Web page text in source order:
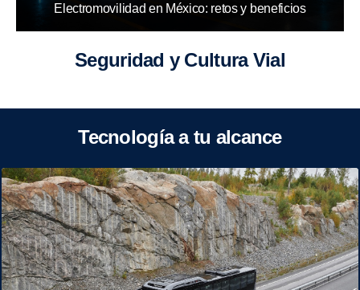
Electromovilidad en México: retos y beneficios
Seguridad y Cultura Vial
Tecnología a tu alcance